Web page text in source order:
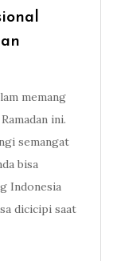
memang
ini.
semangat
bisa
Indonesia
dicicipi saat